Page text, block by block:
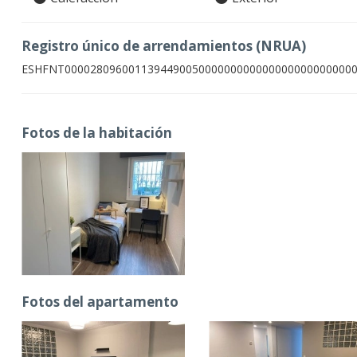
Registro único de arrendamientos (NRUA)
Fotos de la habitación
Fotos del apartamento